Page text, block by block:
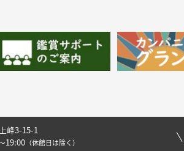
峰3-15-1
19:00 （休館日は除く）